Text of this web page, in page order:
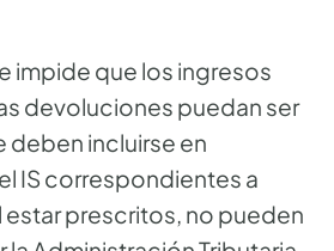
impide que los ingresos
devoluciones puedan ser
deben incluirse en
IS correspondientes a
estar prescritos, no pueden